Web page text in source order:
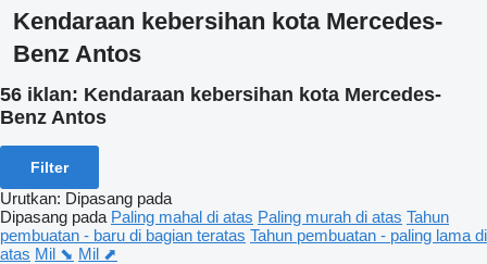
Kendaraan kebersihan kota Mercedes-
Benz Antos
56 iklan: Kendaraan kebersihan kota Mercedes-
Benz Antos
Filter
Urutkan: Dipasang pada
Dipasang pada Paling mahal di atas Paling murah di atas Tahun
pembuatan - baru di bagian teratas Tahun pembuatan - paling lama di
atas Mil ⬊ Mil ⬈